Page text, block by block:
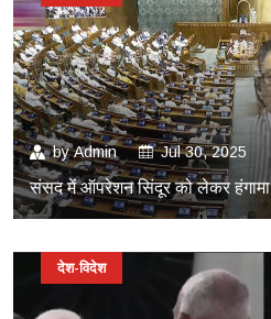
byAdmin Jul 30, 2025
संसद में ऑपरेशन सिंदूर को लेकर हंगामा
देश-विदेश